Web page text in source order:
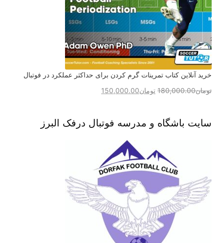
خرید آنلاین کتاب تمرینات گرم کردن برای حداکثر عملکرد در فوتبال
تومان180,000.00 تومان150,000.00
سایت باشگاه و مدرسه فوتبال درفک البرز